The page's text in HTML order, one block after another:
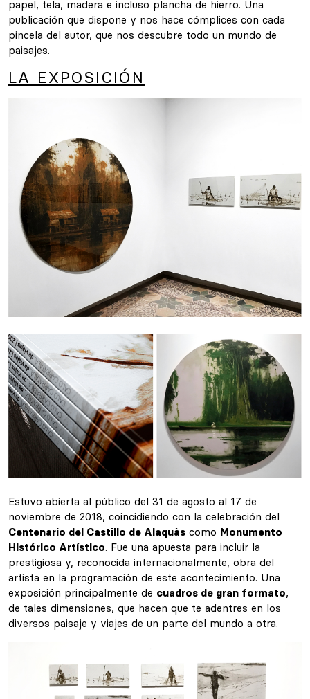
papel, tela, madera e incluso plancha de hierro. Una
publicación que dispone y nos hace cómplices con cada
pincela del autor, que nos descubre todo un mundo de
paisajes.
LA EXPOSICIÓN
Estuvo abierta al público del 31 de agosto al 17 de
noviembre de 2018, coincidiendo con la celebración del
Centenario del Castillo de Alaquàs como Monumento
Histórico Artístico. Fue una apuesta para incluir la
prestigiosa y, reconocida internacionalmente, obra del
artista en la programación de este acontecimiento. Una
exposición principalmente de cuadros de gran formato,
de tales dimensiones, que hacen que te adentres en los
diversos paisaje y viajes de un parte del mundo a otra.